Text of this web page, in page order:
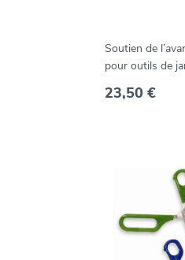
Soutien de
pour outils de
23,50 €